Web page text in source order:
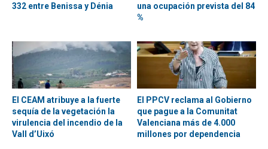
332 entre Benissa y Dénia
una ocupación prevista del 84
%
El CEAM atribuye a la fuerte
sequía de la vegetación la
virulencia del incendio de la
Vall d’Uixó
El PPCV reclama al Gobierno
que pague a la Comunitat
Valenciana más de 4.000
millones por dependencia